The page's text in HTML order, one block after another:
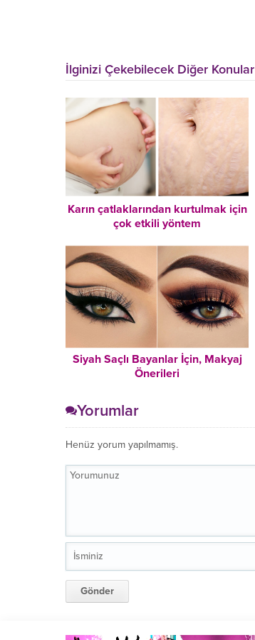
İlginizi Çekebilecek Diğer Konular
Karın çatlaklarından kurtulmak için
çok etkili yöntem
Siyah Saçlı Bayanlar İçin, Makyaj
Önerileri
Yorumlar
Henüz yorum yapılmamış.